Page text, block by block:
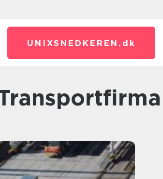
UNIXSNEDKEREN. dk
transportfirma